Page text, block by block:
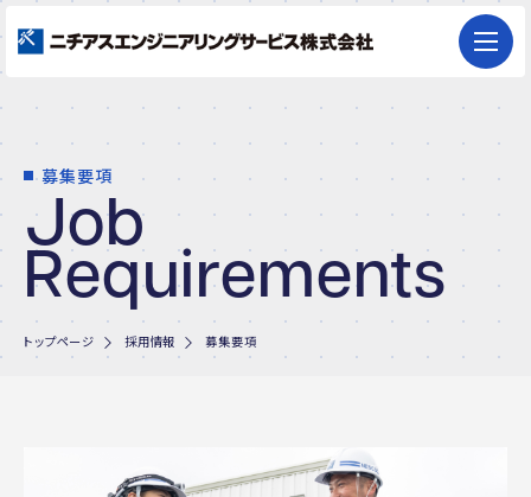
仕事紹介
社員インタビュー
募集要項
Job
Requirements
トップページ 採用情報 募集要項